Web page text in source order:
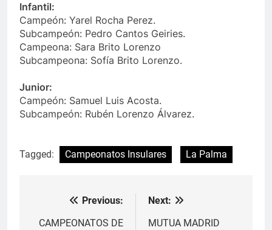
Infantil:
Campeón: Yarel Rocha Perez.
Subcampeón: Pedro Cantos Geiries.
Campeona: Sara Brito Lorenzo
Subcampeona: Sofía Brito Lorenzo.
Junior:
Campeón: Samuel Luis Acosta.
Subcampeón: Rubén Lorenzo Álvarez.
Tagged: Campeonatos Insulares La Palma
Navegación
de
Previous:
CAMPEONATOS DE
Next:
MUTUA MADRID